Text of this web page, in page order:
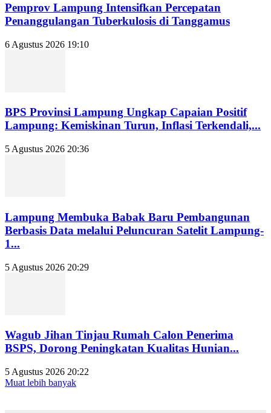
Pemprov Lampung Intensifkan Percepatan
Penanggulangan Tuberkulosis di Tanggamus
6 Agustus 2026 19:10
BPS Provinsi Lampung Ungkap Capaian Positif
Lampung: Kemiskinan Turun, Inflasi Terkendali,...
5 Agustus 2026 20:36
Lampung Membuka Babak Baru Pembangunan
Berbasis Data melalui Peluncuran Satelit Lampung-
1...
5 Agustus 2026 20:29
Wagub Jihan Tinjau Rumah Calon Penerima
BSPS, Dorong Peningkatan Kualitas Hunian...
5 Agustus 2026 20:22
Muat lebih banyak